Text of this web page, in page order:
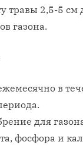
травы 2,5-5 см
газона.
в
для
фосфора и